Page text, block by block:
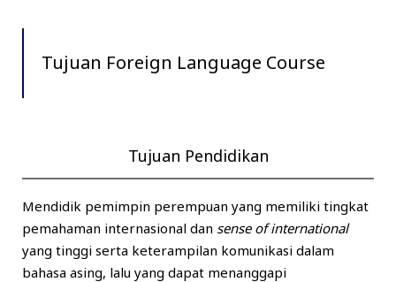
Tujuan Foreign Language Course
Tujuan Pendidikan
Mendidik pemimpin perempuan yang memiliki tingkat
pemahaman internasional dan sense of international
yang tinggi serta keterampilan komunikasi dalam
bahasa asing, lalu yang dapat menanggapi